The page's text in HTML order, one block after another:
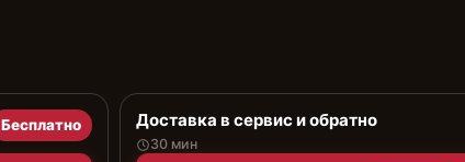
Бесплатно Доставка в сервис и обратно
30 мин